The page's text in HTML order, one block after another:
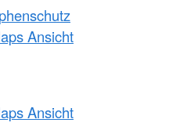
Ansicht
Ansicht